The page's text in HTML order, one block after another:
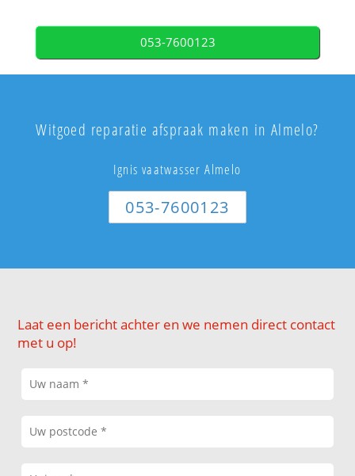
053-7600123
Witgoed reparatie afspraak maken in Almelo?
Ignis vaatwasser Almelo
053-7600123
Laat een bericht achter en we nemen direct contact
met u op!